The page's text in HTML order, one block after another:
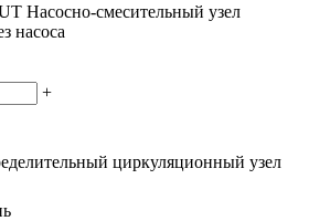
Насосно-смесительный узел
насоса
+
циркуляционный узел